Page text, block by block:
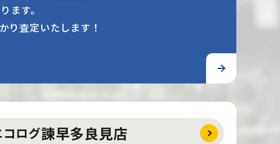
ます。
り査定いたします！
コログ諫早多良見店